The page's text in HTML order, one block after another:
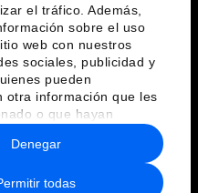
el tráfico. Además,
sobre el uso
web con nuestros
sociales, publicidad y
pueden
otra información que les
o que hayan
del uso que haya
todas
Denegar
y normas de uso